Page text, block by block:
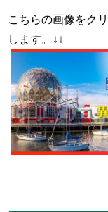
こちらの画像をク
します。↓↓